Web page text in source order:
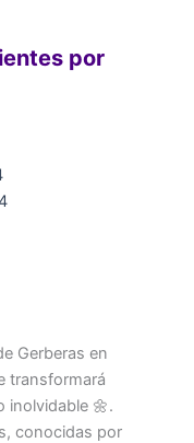
por
Gerberas en
transformará
inolvidable 🌼.
conocidas por